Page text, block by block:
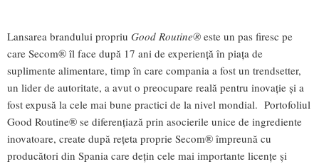
Lansarea brandului propriu Good Routine® este un pas firesc pe
care Secom® îl face după 17 ani de experiență în piața de
suplimente alimentare, timp în care compania a fost un trendsetter,
un lider de autoritate, a avut o preocupare reală pentru inovație și a
fost expusă la cele mai bune practici de la nivel mondial. Portofoliul
Good Routine® se diferențiază prin asocierile unice de ingrediente
inovatoare, create după rețeta proprie Secom® împreună cu
producători din Spania care dețin cele mai importante licențe și